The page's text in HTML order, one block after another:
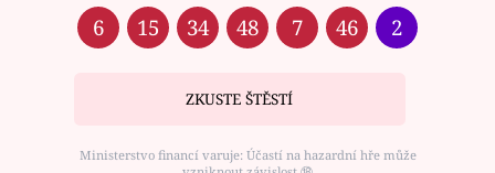
6 15 34 48 7 46 2
ZKUSTE ŠTĚSTÍ
Ministerstvo financí varuje: Účastí na hazardní hře může